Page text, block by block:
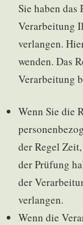
Sie haben
Verarbeitung
verlangen.
wenden. Das
Verarbeitung
Wenn Sie die
der Regel
der Prüfung
der
verlangen.
Wenn die